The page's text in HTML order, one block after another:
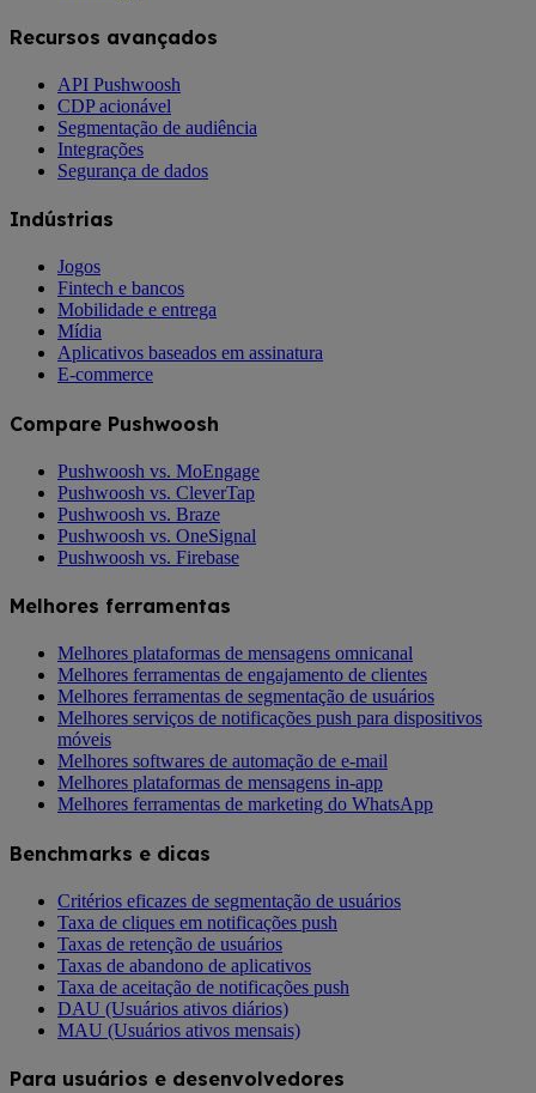
Recursos avançados
API Pushwoosh
CDP acionável
Segmentação de audiência
Integrações
Segurança de dados
Indústrias
Jogos
Fintech e bancos
Mobilidade e entrega
Mídia
Aplicativos baseados em assinatura
E-commerce
Compare Pushwoosh
Pushwoosh vs. MoEngage
Pushwoosh vs. CleverTap
Pushwoosh vs. Braze
Pushwoosh vs. OneSignal
Pushwoosh vs. Firebase
Melhores ferramentas
Melhores plataformas de mensagens omnicanal
Melhores ferramentas de engajamento de clientes
Melhores ferramentas de segmentação de usuários
Melhores serviços de notificações push para dispositivos
móveis
Melhores softwares de automação de e-mail
Melhores plataformas de mensagens in-app
Melhores ferramentas de marketing do WhatsApp
Benchmarks e dicas
Critérios eficazes de segmentação de usuários
Taxa de cliques em notificações push
Taxas de retenção de usuários
Taxas de abandono de aplicativos
Taxa de aceitação de notificações push
DAU (Usuários ativos diários)
MAU (Usuários ativos mensais)
Para usuários e desenvolvedores